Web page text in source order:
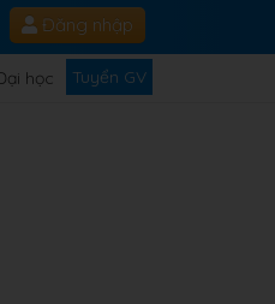
Đăng nhập
học Tuyển GV